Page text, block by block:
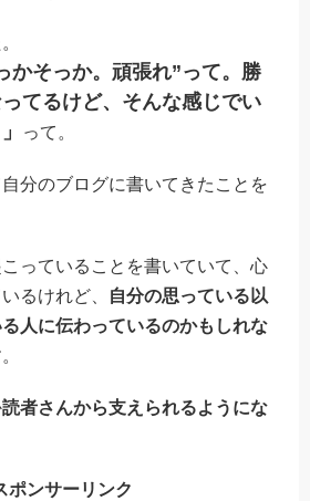
かそっか。頑張れ”って。勝
てるけど、そんな感じでい
って。
分のブログに書いてきたことを
っていることを書いていて、心
るけれど、 自分の思っている以
る人に伝わっているのかもしれな
読者さんから支えられるようにな
ポンサーリンク